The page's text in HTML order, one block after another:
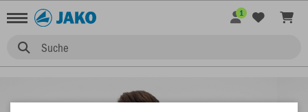
Suche
1